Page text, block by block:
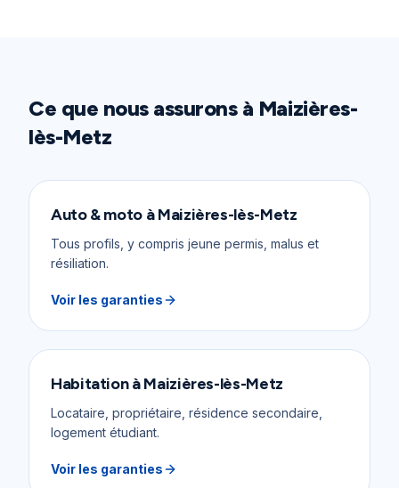
Ce que nous assurons à Maizières-
lès-Metz
Auto & moto àMaizières-lès-Metz
Tous profils, y compris jeune permis, malus et
résiliation.
Voir les garanties
HabitationàMaizières-lès-Metz
Locataire, propriétaire, résidence secondaire,
logement étudiant.
Voir les garanties